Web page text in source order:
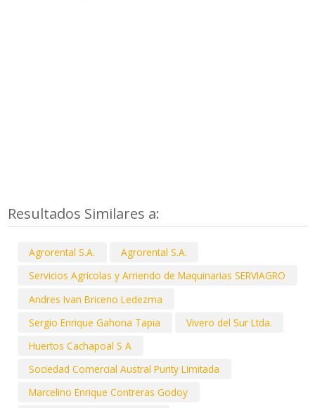
Resultados Similares a:
Agrorental S.A.
Agrorental S.A.
Servicios Agrícolas y Arriendo de Maquinarias SERVIAGRO
Andres Ivan Briceno Ledezma
Sergio Enrique Gahona Tapia
Vivero del Sur Ltda.
Huertos Cachapoal S A
Sociedad Comercial Austral Purity Limitada
Marcelino Enrique Contreras Godoy